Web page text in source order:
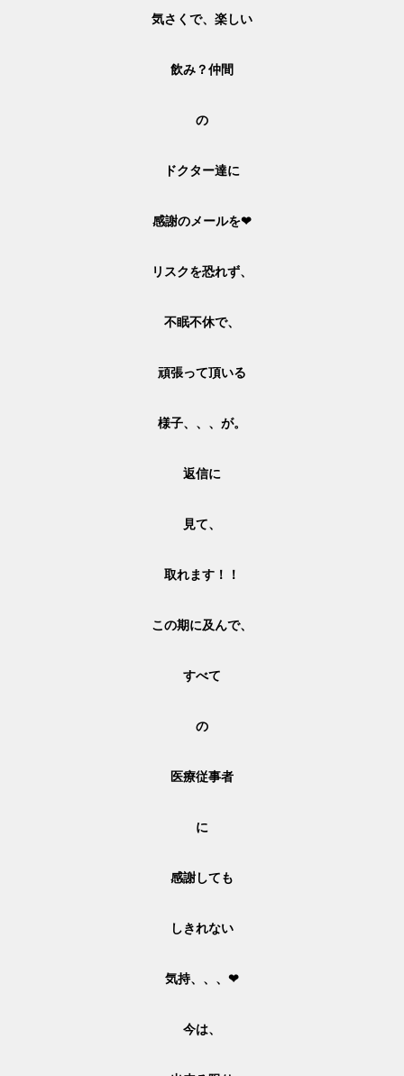
気さくで、楽しい
飲み？仲間
の
ドクター達に
感謝のメールを❤
リスクを恐れず、
不眠不休で、
頑張って頂いる
様子、、、が。
返信に
見て、
取れます！！
この期に及んで、
すべて
の
医療従事者
に
感謝しても
しきれない
気持、、、 ❤
今は、